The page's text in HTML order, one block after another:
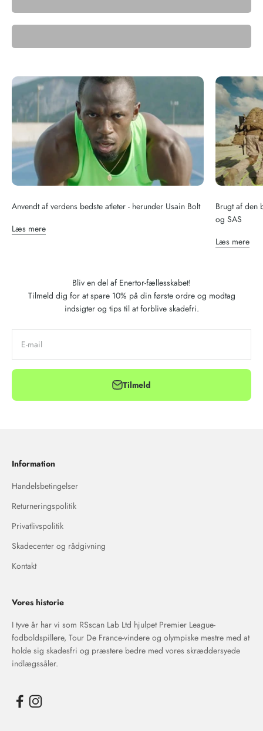
Running
Anvendt af verdens bedste atleter - herunder Usain Bolt
Læs mere
Brugt af den
og SAS
Læs mere
Bliv en del af Enertor-fællesskabet!
Tilmeld dig for at spare 10% på din første ordre og modtag
indsigter og tips til at forblive skadefri.
E-mail
Tilmeld
Information
Handelsbetingelser
Returneringspolitik
Privatlivspolitik
Skadecenter og rådgivning
Kontakt
Vores historie
I tyve år har vi som RSscan Lab Ltd hjulpet Premier League-
fodboldspillere, Tour De France-vindere og olympiske mestre med at
holde sig skadesfri og præstere bedre med vores skræddersyede
indlægssåler.